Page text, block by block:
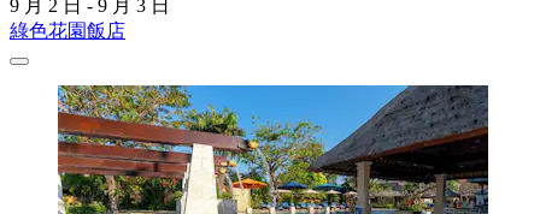
9 月 2 日 - 9 月 3 日
綠色花園飯店